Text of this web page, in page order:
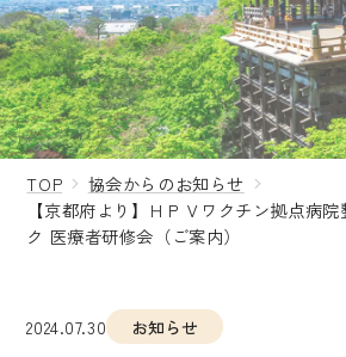
TOP
協会からのお知らせ
【京都府より】ＨＰＶワクチン拠点病
ク 医療者研修会（ご案内）
2024.07.30 お知らせ